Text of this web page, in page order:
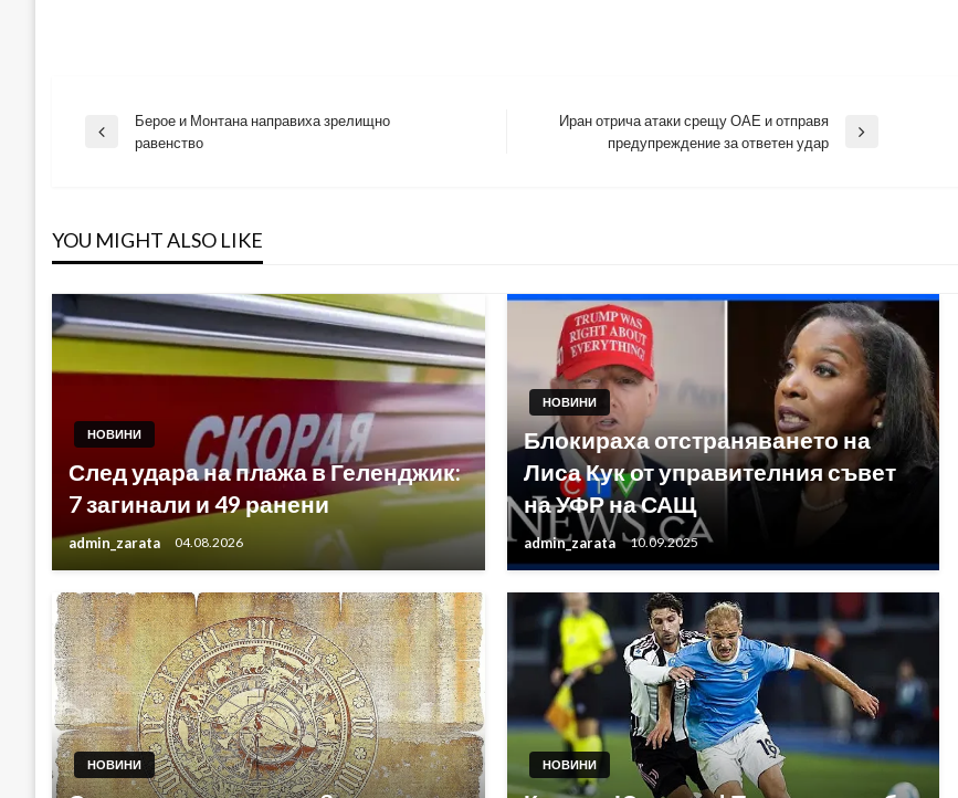
Навигация
Previous
Берое и Монтана направиха зрелищно
равенство
Иран отрича атаки срещу ОАЕ и отправя
предупреждение за ответен удар
YOU MIGHT ALSO LIKE
НОВИНИ
След удара на плажа в Геленджик:
7 загинали и 49 ранени
admin_zarata 04.08.2026
НОВИНИ
Блокираха отстраняването на
Лиса Кук от управителния съвет
на УФР на САЩ
admin_zarata 10.09.2025
НОВИНИ НОВИНИ